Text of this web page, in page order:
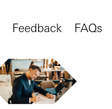
Feedback FAQs